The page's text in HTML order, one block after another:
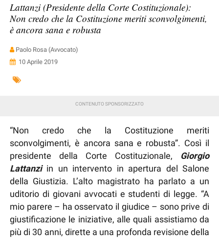
Lattanzi (Presidente della Corte Costituzionale):
Non credo che la Costituzione meriti sconvolgimenti,
è ancora sana e robusta
Paolo Rosa (Avvocato)
10 Aprile 2019
“Non credo che la Costituzione meriti
sconvolgimenti, è ancora sana e robusta”. Così il
presidente della Corte Costituzionale, Giorgio
Lattanziin un intervento in apertura del Salone
della Giustizia. L’alto magistrato ha parlato a un
uditorio di giovani avvocati e studenti di legge. “A
mio parere – ha osservato il giudice – sono prive di
giustificazione le iniziative, alle quali assistiamo da
più di 30 anni, dirette a una profonda revisione della